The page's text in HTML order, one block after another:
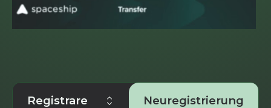
Registrare Neuregistrierung